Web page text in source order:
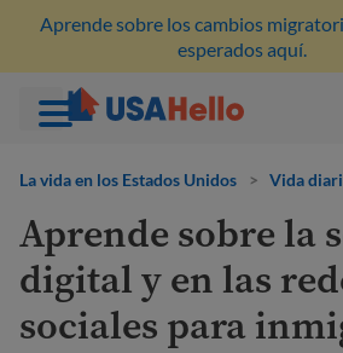
Aprende sobre los cambios
esperados aquí.
La vida en los Estados Unidos > Vida
Aprende sobre la
digital y en las
sociales para